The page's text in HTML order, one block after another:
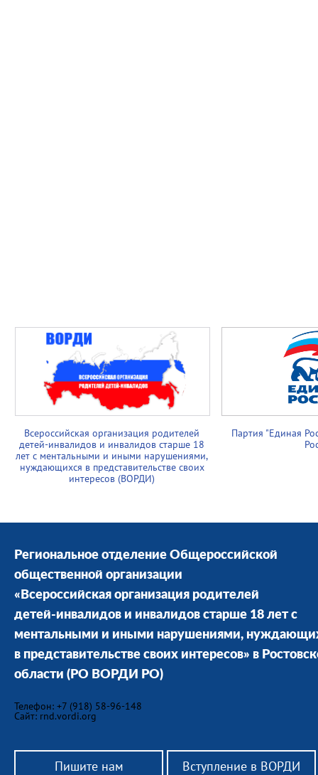
Всероссийская организация родителей
детей-инвалидов и инвалидов старше 18
лет с ментальными и иными нарушениями,
нуждающихся в представительстве своих
интересов (ВОРДИ)
Партия "Единая
Региональное отделение Общероссийской
общественной организации
«Всероссийская организация родителей
детей-инвалидов и инвалидов старше 18 лет с
ментальными и иными нарушениями,
в представительстве своих интересов» в
области (РО ВОРДИ РО)
Телефон: +7 (918) 58-96-148
Сайт: rnd.vordi.org
Пишите нам Вступление в ВОРДИ